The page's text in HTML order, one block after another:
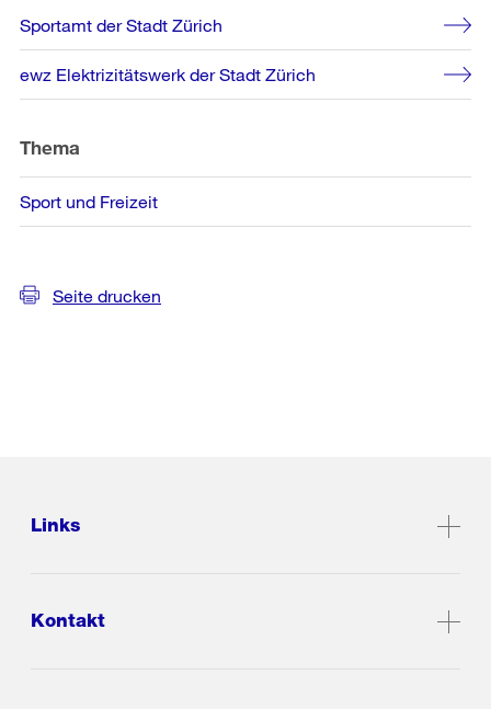
Weitere
Informationen
Sportamt der Stadt Zürich
ewz Elektrizitätswerk der Stadt Zürich
Thema
Sport und Freizeit
Seite drucken
Links
Kontakt